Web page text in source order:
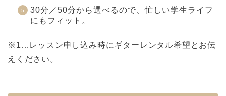
30分／50分から選べるので、忙しい学生ライフ
にもフィット。
※1…レッスン申し込み時にギターレンタル希望とお伝
えください。